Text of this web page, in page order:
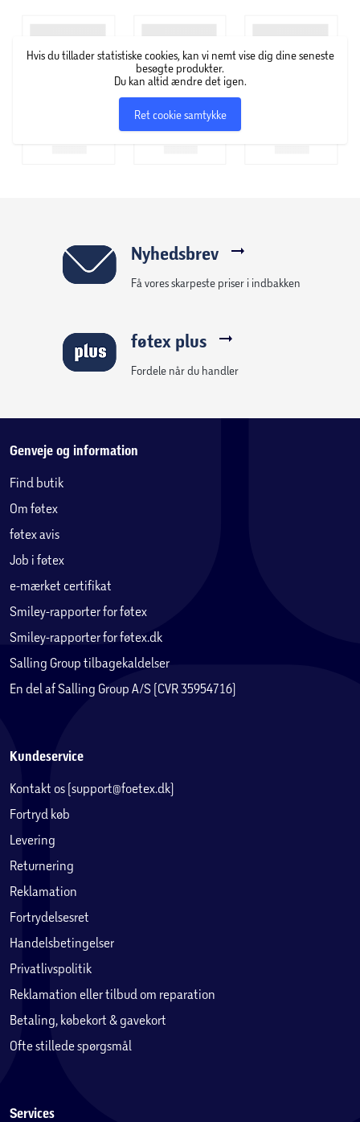
Hvis du tillader statistiske cookies, kan vi nemt vise dig dine seneste
besøgte produkter.
Du kan altid ændre det igen.
Ret cookie samtykke
Nyhedsbrev
Få vores skarpeste priser i indbakken
føtex plus
Fordele når du handler
Genveje og information
Find butik
Om føtex
føtex avis
Job i føtex
e-mærket certifikat
Smiley-rapporter for føtex
Smiley-rapporter for føtex.dk
Salling Group tilbagekaldelser
En del af Salling Group A/S (CVR 35954716)
Kundeservice
Kontakt os (support@foetex.dk)
Fortryd køb
Levering
Returnering
Reklamation
Fortrydelsesret
Handelsbetingelser
Privatlivspolitik
Reklamation eller tilbud om reparation
Betaling, købekort & gavekort
Ofte stillede spørgsmål
Services